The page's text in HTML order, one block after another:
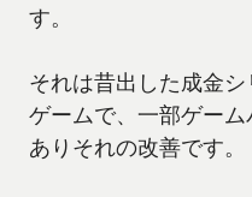
す。
それは昔出した成金
ゲームで、一部ゲー
ありそれの改善です。